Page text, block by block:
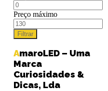
Preço máximo
Filtrar
AmaroLED – Uma
Marca
Curiosidades &
Dicas, Lda